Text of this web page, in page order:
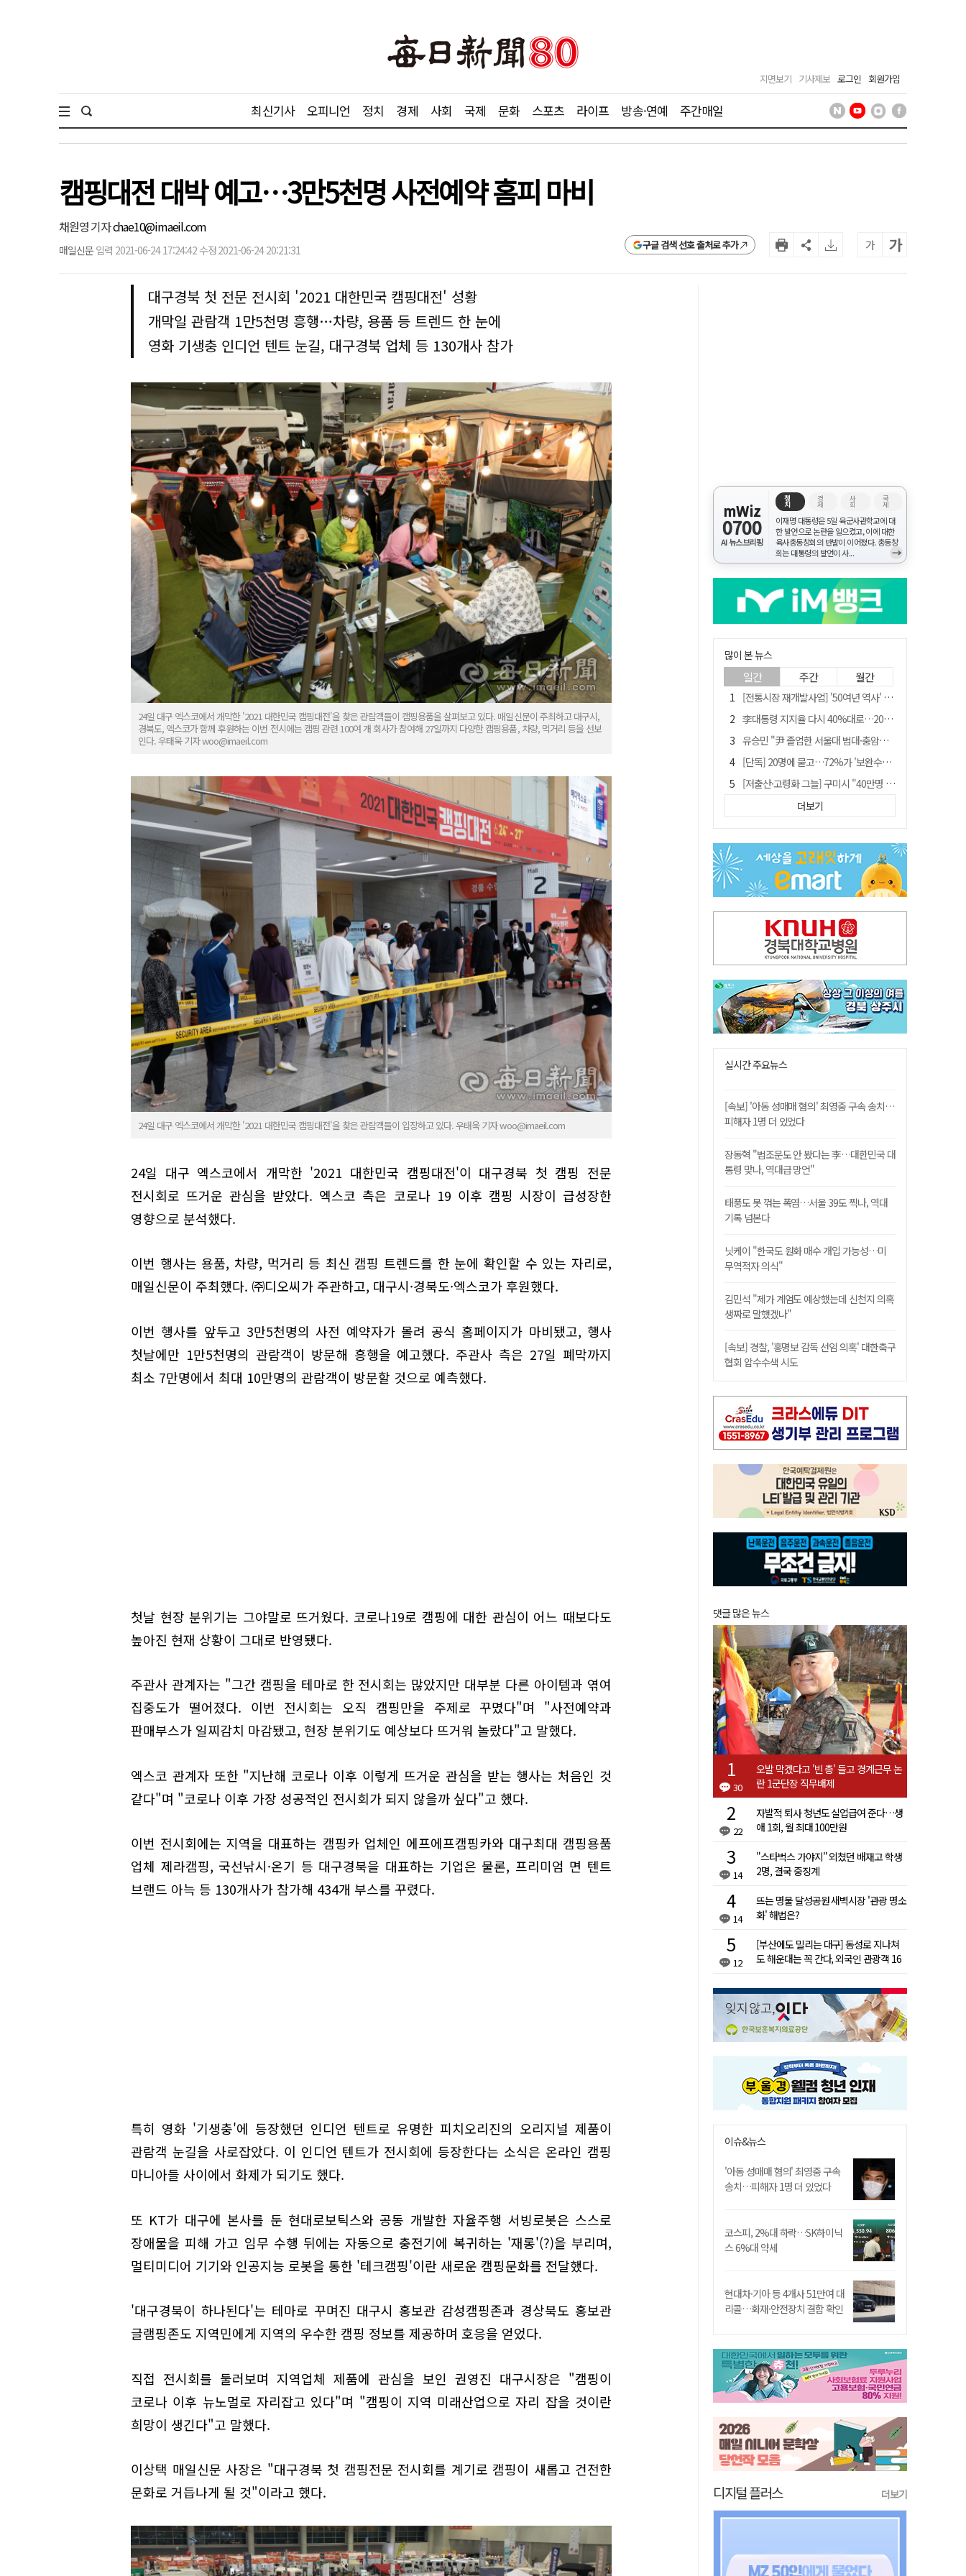
지면보기 기사제보 로그인 회원가입
최신기사 오피니언 정치 경제 사회 국제 문화 스포츠 라이프 방송·연예 주간매일
캠핑대전 대박 예고…3만5천명 사전예약 홈피 마비
채원영 기자chae10@imaeil.com
매일신문 입력 2021-06-24 17:24:42 수정 2021-06-24 20:21:31 구글 검색 선호 출처로 추가 가 가
대구경북 첫 전문 전시회 '2021 대한민국 캠핑대전' 성황
개막일 관람객 1만5천명 흥행…차량, 용품 등 트렌드 한 눈에
영화 기생충 인디언 텐트 눈길, 대구경북 업체 등 130개사 참가
24일 대구 엑스코에서 개막한 '2021 대한민국 캠핑대전'을 찾은 관람객들이 캠핑용품을 살펴보고 있다. 매일신문이 주최하고 대구시,
경북도, 엑스코가 함께 후원하는 이번 전시에는 캠핑 관련 100여 개 회사가 참여해 27일까지 다양한 캠핑용품, 차량, 먹거리 등을 선보
인다. 우태욱 기자 woo@imaeil.com
24일 대구 엑스코에서 개막한 '2021 대한민국 캠핑대전'을 찾은 관람객들이 입장하고 있다. 우태욱 기자 woo@imaeil.com
24일 대구 엑스코에서 개막한 '2021 대한민국 캠핑대전'이 대구경북 첫 캠핑 전문
전시회로 뜨거운 관심을 받았다. 엑스코 측은 코로나 19 이후 캠핑 시장이 급성장한
영향으로 분석했다.
이번 행사는 용품, 차량, 먹거리 등 최신 캠핑 트렌드를 한 눈에 확인할 수 있는 자리로,
매일신문이 주최했다. ㈜디오씨가 주관하고, 대구시·경북도·엑스코가 후원했다.
이번 행사를 앞두고 3만5천명의 사전 예약자가 몰려 공식 홈페이지가 마비됐고, 행사
첫날에만 1만5천명의 관람객이 방문해 흥행을 예고했다. 주관사 측은 27일 폐막까지
최소 7만명에서 최대 10만명의 관람객이 방문할 것으로 예측했다.
첫날 현장 분위기는 그야말로 뜨거웠다. 코로나19로 캠핑에 대한 관심이 어느 때보다도
높아진 현재 상황이 그대로 반영됐다.
주관사 관계자는 "그간 캠핑을 테마로 한 전시회는 많았지만 대부분 다른 아이템과 엮여
집중도가 떨어졌다. 이번 전시회는 오직 캠핑만을 주제로 꾸몄다"며 "사전예약과
판매부스가 일찌감치 마감됐고, 현장 분위기도 예상보다 뜨거워 놀랐다"고 말했다.
엑스코 관계자 또한 "지난해 코로나 이후 이렇게 뜨거운 관심을 받는 행사는 처음인 것
같다"며 "코로나 이후 가장 성공적인 전시회가 되지 않을까 싶다"고 했다.
이번 전시회에는 지역을 대표하는 캠핑카 업체인 에프에프캠핑카와 대구최대 캠핑용품
업체 제라캠핑, 국선낚시·온기 등 대구경북을 대표하는 기업은 물론, 프리미엄 면 텐트
브랜드 아늑 등 130개사가 참가해 434개 부스를 꾸렸다.
특히 영화 '기생충'에 등장했던 인디언 텐트로 유명한 피치오리진의 오리지널 제품이
관람객 눈길을 사로잡았다. 이 인디언 텐트가 전시회에 등장한다는 소식은 온라인 캠핑
마니아들 사이에서 화제가 되기도 했다.
또 KT가 대구에 본사를 둔 현대로보틱스와 공동 개발한 자율주행 서빙로봇은 스스로
장애물을 피해 가고 임무 수행 뒤에는 자동으로 충전기에 복귀하는 '재롱'(?)을 부리며,
멀티미디어 기기와 인공지능 로봇을 통한 '테크캠핑'이란 새로운 캠핑문화를 전달했다.
'대구경북이 하나된다'는 테마로 꾸며진 대구시 홍보관 감성캠핑존과 경상북도 홍보관
글램핑존도 지역민에게 지역의 우수한 캠핑 정보를 제공하며 호응을 얻었다.
직접 전시회를 둘러보며 지역업체 제품에 관심을 보인 권영진 대구시장은 "캠핑이
코로나 이후 뉴노멀로 자리잡고 있다"며 "캠핑이 지역 미래산업으로 자리 잡을 것이란
희망이 생긴다"고 말했다.
이상택 매일신문 사장은 "대구경북 첫 캠핑전문 전시회를 계기로 캠핑이 새롭고 건전한
문화로 거듭나게 될 것"이라고 했다.
mWiz
0700
AI 뉴스브리핑
정
치
경
제
사
회
국
제
이재명 대통령은 5일 육군사관학교에 대
한 발언으로 논란을 일으켰고, 이에 대한
육사총동창회의 반발이 이어졌다. 총동창
회는 대통령의 발언이 사...
→
많이 본 뉴스
일간 주간 월간
[전통시장 재개발사업] '50여년 역사' 수성시장 자리에 25층 주상복합 들어선다
李대통령 지지율 다시 40%대로…20대는 18.8%p 급락
유승민 "尹 졸업한 서울대 법대·충암고도 없애야"…李 육사 통합 직격
[단독] 20명에 묻고…72%가 '보완수사권 폐지'?
[저출산·고령화 그늘] 구미시 "40만명 사수" 고령군 "3만명대 회복"
[전통시장 재개발사업] 신천시장 재개발, 준공 후에도 소송전
안동-사가에, "50년 우정 넘어 미래 50년 함께 연다"
[인사]경상북도
"김용민, 흑백논리로 세상 보는 듯" 검찰 내부서 지탄
더보기
실시간 주요뉴스
[속보] '아동 성매매 혐의' 최영중 구속 송치…
피해자 1명 더 있었다
장동혁 "법조문도 안 봤다는 李…대한민국 대
통령 맞나, 역대급 망언"
태풍도 못 꺾는 폭염…서울 39도 찍나, 역대
기록 넘본다
닛케이 "한국도 원화 매수 개입 가능성…미
무역적자 의식"
김민석 "제가 계엄도 예상했는데 신천지 의혹
생짜로 말했겠나"
[속보] 경찰, '홍명보 감독 선임 의혹' 대한축구
협회 압수수색 시도
댓글 많은 뉴스
30
오발 막겠다고 '빈 총' 들고 경계근무 논
란 1군단장 직무배제
22
자발적 퇴사 청년도 실업급여 준다…생
애 1회, 월 최대 100만원
14
"스타벅스 가야지" 외쳤던 배재고 학생
2명, 결국 중징계
14
뜨는 명물 달성공원 새벽시장 '관광 명소
화' 해법은?
12
[부산에도 밀리는 대구] 동성로 지나쳐
도 해운대는 꼭 간다, 외국인 관광객 16
이슈&뉴스
'아동 성매매 혐의' 최영중 구속
송치…피해자 1명 더 있었다
코스피, 2%대 하락…SK하이닉
스 6%대 약세
현대차·기아 등 4개사 51만여 대
리콜…화재·안전장치 결함 확인
디지털 플러스 더보기